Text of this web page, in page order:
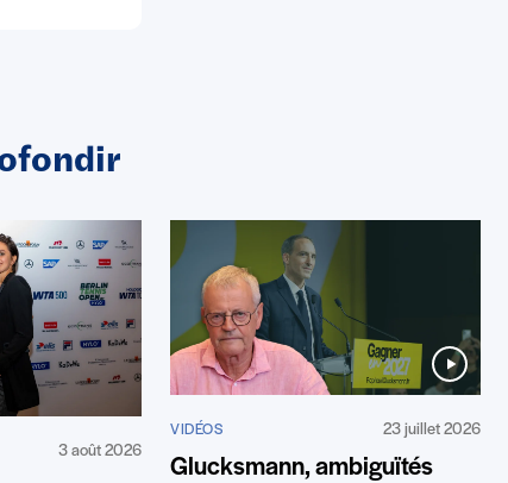
3 août 2026
VIDÉOS 23 juillet 2026
Glucksmann, ambiguïtés